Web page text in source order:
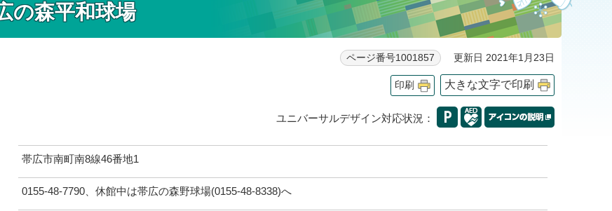
の森平和球場
ページ番号1001857 更新日 2021年1月23日
印刷 大きな文字で印刷
ユニバーサルデザイン対応状況：
帯広市南町南8線46番地1
0155-48-7790、休館中は帯広の森野球場(0155-48-8338)へ